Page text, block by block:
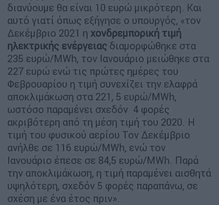
διανύουμε θα είναι 10 ευρώ μικρότερη. Και
αυτό γιατί όπως εξήγησε ο υπουργός, «τον
Δεκέμβριο 2021 η χονδρεμπορική τιμή
ηλεκτρικής ενέργειας διαμορφώθηκε στα
235 ευρώ/ΜWh, τον Ιανουάριο μειώθηκε στα
227 ευρώ ενώ τις πρώτες ημέρες του
Φεβρουαρίου η τιμή συνεχίζει την ελαφρά
αποκλιμάκωση στα 221, 5 ευρώ/MWh,
ωστόσο παραμένει σχεδόν 4 φορές
ακριβότερη από τη μέση τιμή του 2020. Η
τιμή του φυσικού αερίου Τον Δεκέμβριο
ανήλθε σε 116 ευρώ/MWh, ενώ τον
Ιανουάριο έπεσε σε 84,5 ευρώ/MWh. Παρά
την αποκλιμάκωση, η τιμή παραμένει αισθητά
υψηλότερη, σχεδόν 5 φορές παραπάνω, σε
σχέση με ένα έτος πριν».